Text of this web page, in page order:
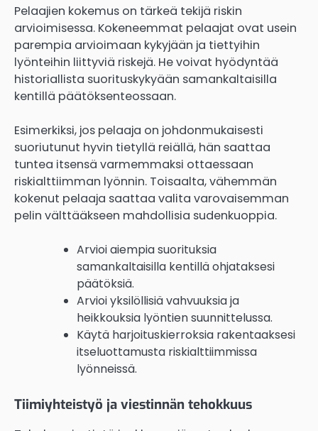
Pelaajien kokemus on tärkeä tekijä riskin
arvioimisessa. Kokeneemmat pelaajat ovat usein
parempia arvioimaan kykyjään ja tiettyihin
lyönteihin liittyviä riskejä. He voivat hyödyntää
historiallista suorituskykyään samankaltaisilla
kentillä päätöksenteossaan.
Esimerkiksi, jos pelaaja on johdonmukaisesti
suoriutunut hyvin tietyllä reiällä, hän saattaa
tuntea itsensä varmemmaksi ottaessaan
riskialttiimman lyönnin. Toisaalta, vähemmän
kokenut pelaaja saattaa valita varovaisemman
pelin välttääkseen mahdollisia sudenkuoppia.
Arvioi aiempia suorituksia
samankaltaisilla kentillä ohjataksesi
päätöksiä.
Arvioi yksilöllisiä vahvuuksia ja
heikkouksia lyöntien suunnittelussa.
Käytä harjoituskierroksia rakentaaksesi
itseluottamusta riskialttiimmissa
lyönneissä.
Tiimiyhteistyö ja viestinnän tehokkuus